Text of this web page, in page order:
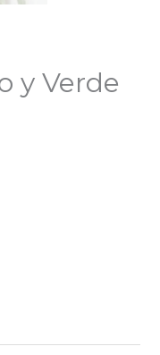
y Verde